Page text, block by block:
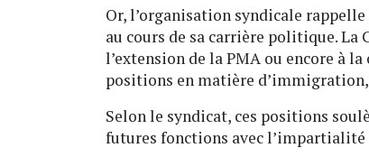
Or, l’organisation syndicale
au cours de sa carrière politique.
l’extension de la PMA ou encore à
positions en matière
Selon le syndicat, ces positions
futures fonctions avec l’impartialité